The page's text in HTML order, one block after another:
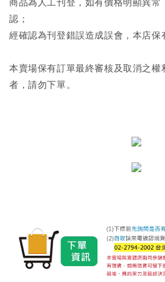
認；
經確認為刊登錯誤造成誤會，本店保
本賣場保有訂單最終審核及取消之權
者，請勿下單。